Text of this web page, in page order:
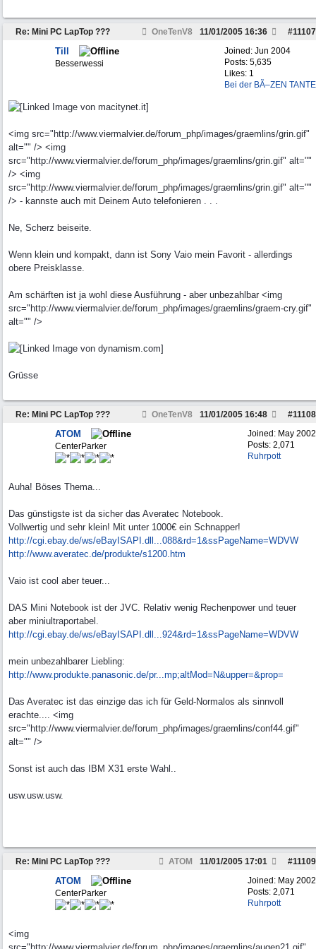
Re: Mini PC LapTop ??? OneTenV8 #11107
11/01/2005 16:36
Joined: Jun 2004
Posts: 5,635
Likes: 1
Bei der BÃ–ZEN TANTE
Till
Besserwessi
<img src="http://www.viermalvier.de/forum_php/images/graemlins/grin.gif"
alt="" /> <img
src="http://www.viermalvier.de/forum_php/images/graemlins/grin.gif" alt=""
/> <img
src="http://www.viermalvier.de/forum_php/images/graemlins/grin.gif" alt=""
/> - kannste auch mit Deinem Auto telefonieren . . .
Ne, Scherz beiseite.
Wenn klein und kompakt, dann ist Sony Vaio mein Favorit - allerdings
obere Preisklasse.
Am schärften ist ja wohl diese Ausführung - aber unbezahlbar <img
src="http://www.viermalvier.de/forum_php/images/graemlins/graem-cry.gif"
alt="" />
Grüsse
Re: Mini PC LapTop ??? OneTenV8 #11108
11/01/2005 16:48
Joined: May 2002
Posts: 2,071
Ruhrpott
ATOM
CenterParker
Auha! Böses Thema...
Das günstigste ist da sicher das Averatec Notebook.
Vollwertig und sehr klein! Mit unter 1000€ ein Schnapper!
http://cgi.ebay.de/ws/eBayISAPI.dll...088&rd=1&ssPageName=WDVW
http://www.averatec.de/produkte/s1200.htm
Vaio ist cool aber teuer...
DAS Mini Notebook ist der JVC. Relativ wenig Rechenpower und teuer
aber miniultraportabel.
http://cgi.ebay.de/ws/eBayISAPI.dll...924&rd=1&ssPageName=WDVW
mein unbezahlbarer Liebling:
http://www.produkte.panasonic.de/pr...mp;altMod=N&upper=&prop=
Das Averatec ist das einzige das ich für Geld-Normalos als sinnvoll
erachte.... <img
src="http://www.viermalvier.de/forum_php/images/graemlins/conf44.gif"
alt="" />
Sonst ist auch das IBM X31 erste Wahl..
usw.usw.usw.
Re: Mini PC LapTop ??? ATOM #11109
11/01/2005 17:01
Joined: May 2002
Posts: 2,071
Ruhrpott
ATOM
CenterParker
<img